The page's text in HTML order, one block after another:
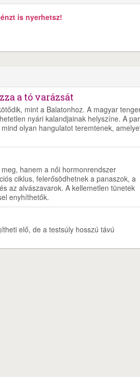
is nyerhetsz!
a tó varázsát
mint a Balatonhoz. A magyar
nyári kalandjainak helyszíne. A
olyan hangulatot teremtenek,
hanem a női hormonrendszer
ciklus, felerősödhetnek a panaszok, a
az alvászavarok. A kellemetlen tünetek
enyhíthetők.
elő, de a testsúly hosszú távú